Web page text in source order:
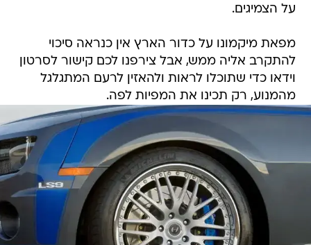
על הצמיגים.
מפאת מיקמונו על כדור הארץ אין כנראה סיכוי
להתקרב אליה ממש, אבל צירפנו לכם קישור לסרטון
וידאו כדי שתוכלו לראות ולהאזין לרעם המתגלגל
מהמנוע, רק תכינו את המפיות לפה.